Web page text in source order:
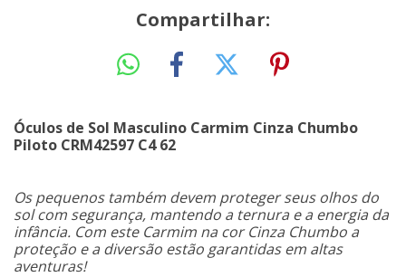
Compartilhar:
Óculos de Sol Masculino Carmim Cinza Chumbo
Piloto CRM42597 C4 62
Os pequenos também devem proteger seus olhos do
sol com segurança, mantendo a ternura e a energia da
infância. Com este Carmim na cor Cinza Chumbo a
proteção e a diversão estão garantidas em altas
aventuras!